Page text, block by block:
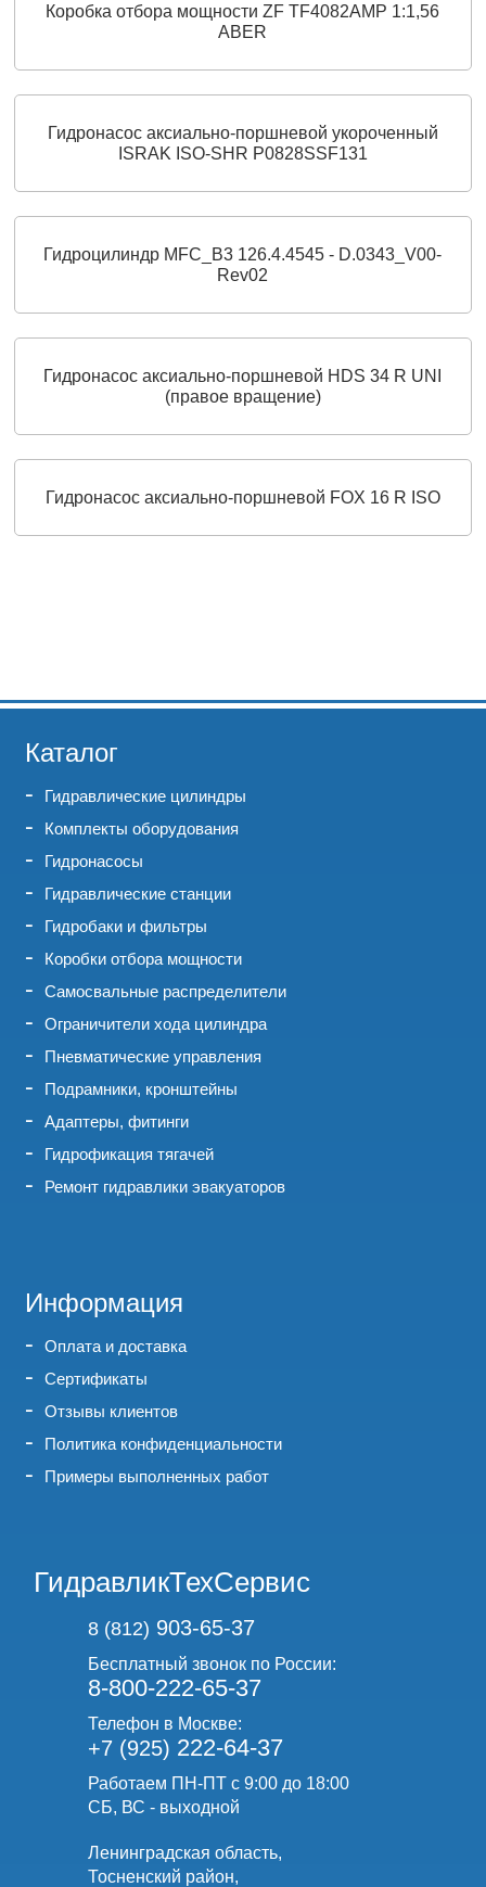
Коробка отбора мощности ZF TF4082AMP 1:1,56
ABER
Гидронасос аксиально-поршневой укороченный
ISRAK ISO-SHR P0828SSF131
Гидроцилиндр MFC_B3 126.4.4545 - D.0343_V00-
Rev02
Гидронасос аксиально-поршневой HDS 34 R UNI
(правое вращение)
Гидронасос аксиально-поршневой FOX 16 R ISO
Каталог
Гидравлические цилиндры
Комплекты оборудования
Гидронасосы
Гидравлические станции
Гидробаки и фильтры
Коробки отбора мощности
Самосвальные распределители
Ограничители хода цилиндра
Пневматические управления
Подрамники, кронштейны
Адаптеры, фитинги
Гидрофикация тягачей
Ремонт гидравлики эвакуаторов
Информация
Оплата и доставка
Сертификаты
Отзывы клиентов
Политика конфиденциальности
Примеры выполненных работ
ГидравликТехСервис
8 (812) 903-65-37
Бесплатный звонок по России:
8-800-222-65-37
Телефон в Москве:
+7 (925) 222-64-37
Работаем ПН-ПТ с 9:00 до 18:00
СБ, ВС - выходной
Ленинградская область,
Тосненский район,